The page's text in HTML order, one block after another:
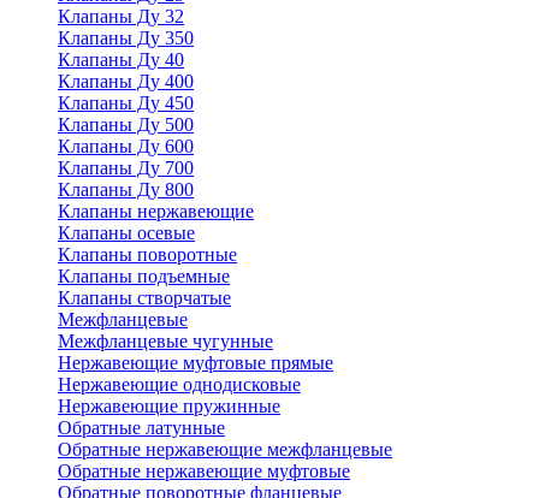
Клапаны Ду 32
Клапаны Ду 350
Клапаны Ду 40
Клапаны Ду 400
Клапаны Ду 450
Клапаны Ду 500
Клапаны Ду 600
Клапаны Ду 700
Клапаны Ду 800
Клапаны нержавеющие
Клапаны осевые
Клапаны поворотные
Клапаны подъемные
Клапаны створчатые
Межфланцевые
Межфланцевые чугунные
Нержавеющие муфтовые прямые
Нержавеющие однодисковые
Нержавеющие пружинные
Обратные латунные
Обратные нержавеющие межфланцевые
Обратные нержавеющие муфтовые
Обратные поворотные фланцевые